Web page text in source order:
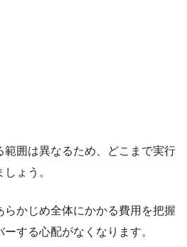
範囲は異なるため、どこまで実行
ょう。
かじめ全体にかかる費用を把握
する心配がなくなります。